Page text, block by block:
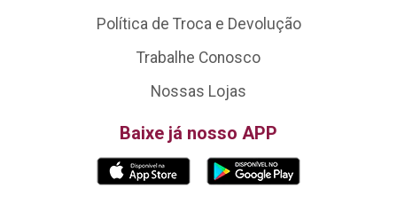
Política de Troca e Devolução
Trabalhe Conosco
Nossas Lojas
Baixe já nosso APP